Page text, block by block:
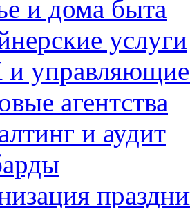
и дома быта
услуги
управляющие
агентства
и аудит